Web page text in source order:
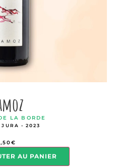
LA BORDE
JURA - 2023
€
AU PANIER